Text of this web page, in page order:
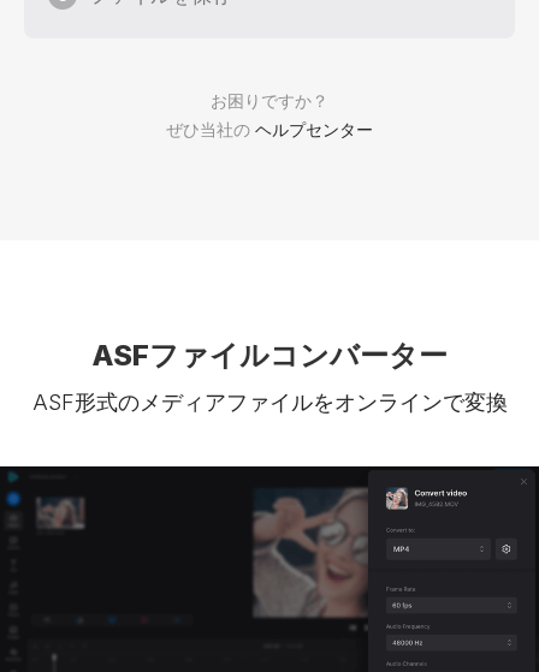
お困りですか？
ぜひ当社の ヘルプセンター
ASFファイルコンバーター
ASF形式のメディアファイルをオンラインで変換